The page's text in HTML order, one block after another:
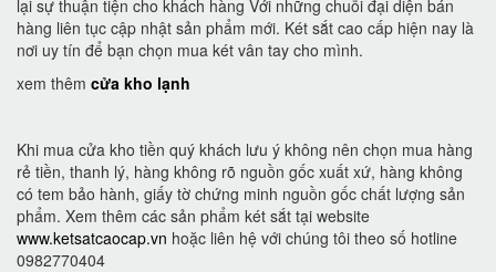
lại sự thuận tiện cho khách hàng Với những chuỗi đại diện bán
hàng liên tục cập nhật sản phẩm mới. Két sắt cao cấp hiện nay là
nơi uy tín để bạn chọn mua két vân tay cho mình.
xem thêm cửa kho lạnh
Khi mua cửa kho tiền quý khách lưu ý không nên chọn mua hàng
rẻ tiền, thanh lý, hàng không rõ nguồn gốc xuất xứ, hàng không
có tem bảo hành, giấy tờ chứng minh nguồn gốc chất lượng sản
phẩm. Xem thêm các sản phẩm két sắt tại website
www.ketsatcaocap.vn hoặc liên hệ với chúng tôi theo số hotline
0982770404